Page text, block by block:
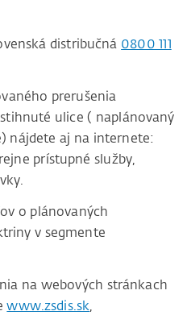
distribučná 0800 111
prerušenia
ulice ( naplánovaný
nájdete aj na internete:
prístupné služby,
o plánovaných
v segmente
na webových stránkach
www.zsdis.sk,